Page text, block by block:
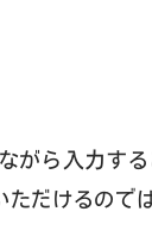
がら入力す
だけるのでは